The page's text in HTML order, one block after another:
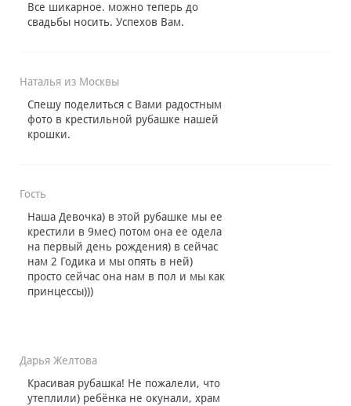
Все шикарное. можно теперь до
свадьбы носить. Успехов Вам.
Наталья из Москвы
Спешу поделиться с Вами радостным
фото в крестильной рубашке нашей
крошки.
Гость
Наша Девочка) в этой рубашке мы ее
крестили в 9мес) потом она ее одела
на первый день рождения) в сейчас
нам 2 Годика и мы опять в ней)
просто сейчас она нам в пол и мы как
принцессы)))
Дарья Желтова
Красивая рубашка! Не пожалели, что
утеплили) ребёнка не окунали, храм